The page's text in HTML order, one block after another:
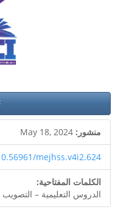
منشور:
mejhss.v4i2.624
الكلمات المفتاحية:
الدروس التعليمية – التصويب